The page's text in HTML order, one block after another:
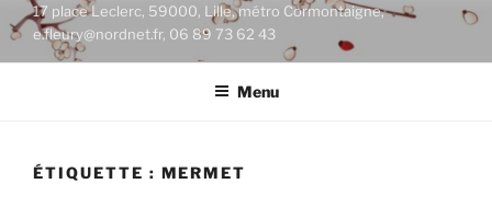
17 place Leclerc, 59000, Lille, métro Cormontaigne,
e.fleury@nordnet.fr, 06 89 73 62 43
Menu
ÉTIQUETTE : MERMET